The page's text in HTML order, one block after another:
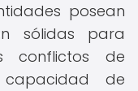
posean
sólidas para
conflictos de
de